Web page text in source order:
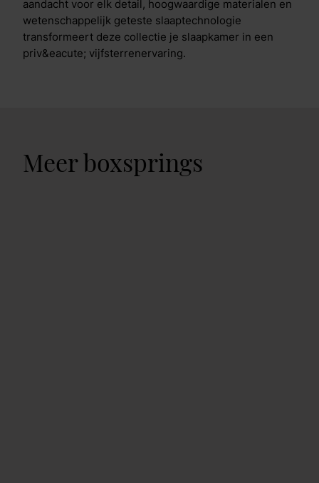
aandacht voor elk detail, hoogwaardige materialen en
wetenschappelijk geteste slaaptechnologie
transformeert deze collectie je slaapkamer in een
priv&eacute; vijfsterrenervaring.
Meer boxsprings